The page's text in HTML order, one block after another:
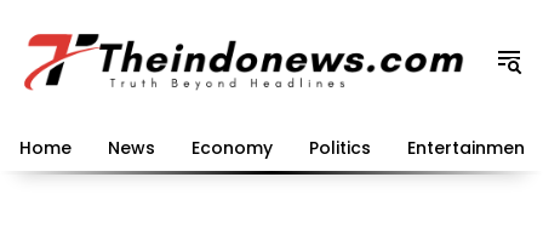
konten
Home News Economy Politics Entertainment